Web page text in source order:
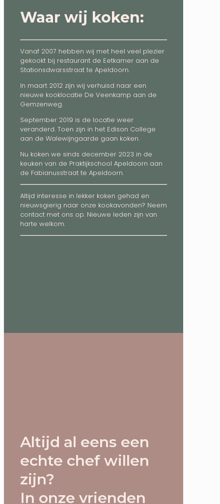
Waar wij koken:
Vanaf 2007 hebben wij met heel veel plezier
gekookt bij restaurant de Eetkamer aan de
Stationsdwarsstraat te Apeldoorn.
In maart 2012 zijn wij verhuisd naar een
nieuwe kooklocatie De Veenkamp aan de
Gemzenweg.
September 2019 is de locatie weer
veranderd. Toen zijn in het Edison College
aan de Walewijngaarde gaan koken.
Nu koken we sinds december 2023 in de
keuken van de Praktijkschool Apeldoorn aan
de Fabianusstraat te Apeldoorn.
Altijd interesse in lekker koken gehad en
nieuwsgierig naar onze kookavonden? Neem
contact met ons op. Nieuwe leden zijn van
harte welkom.
Altijd al eens een
echte chef willen
zijn?
In onze vrienden